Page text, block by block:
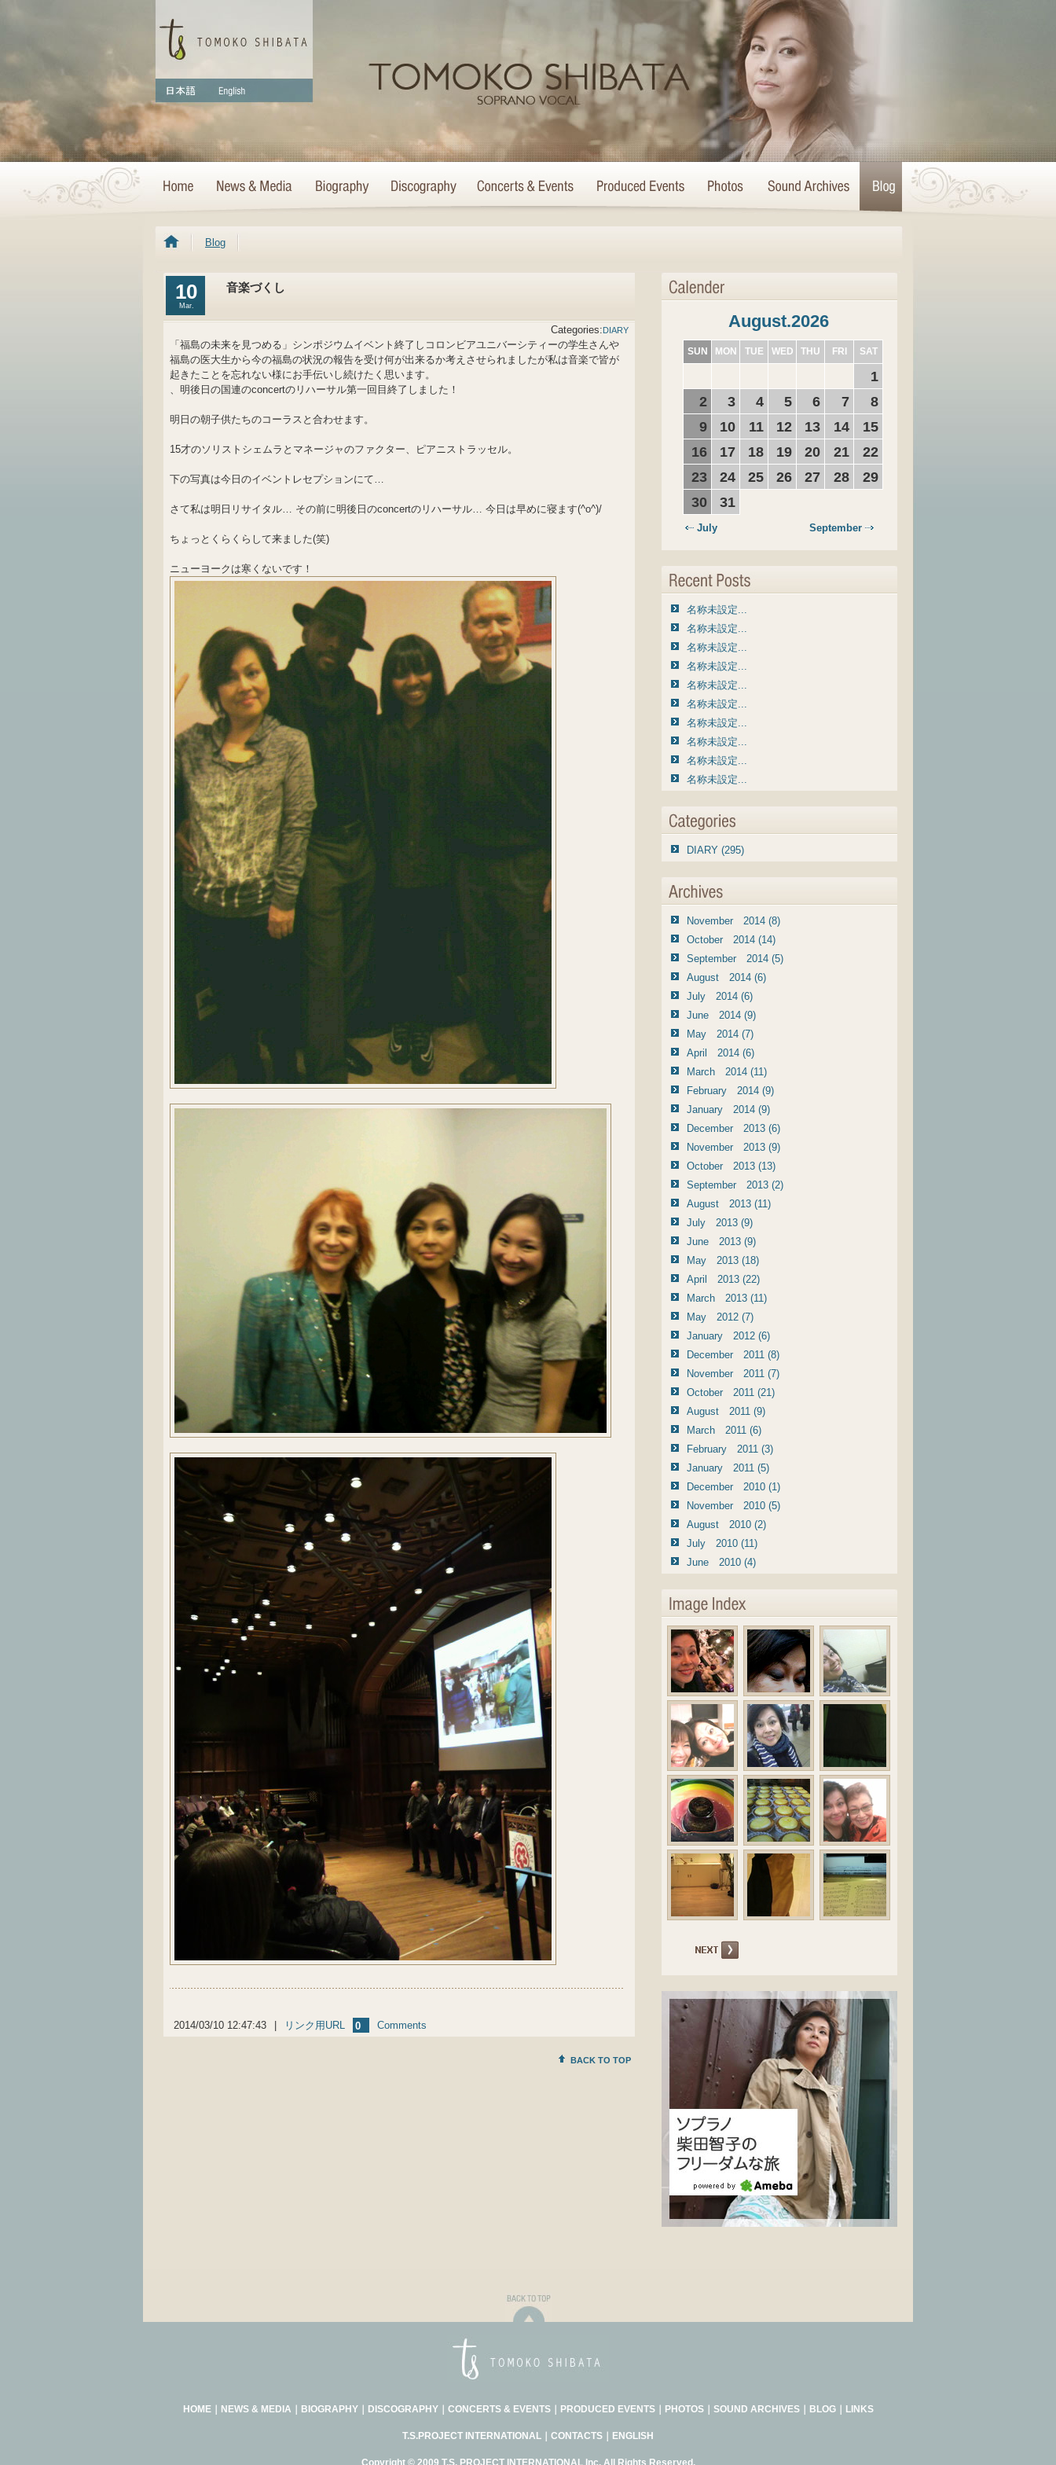
Blog
10
Mar.
音楽づくし
Categories:DIARY
「福島の未来を見つめる」シンポジウムイベント終了しコロンビアユニバーシティーの学生さんや
福島の医大生から今の福島の状況の報告を受け何が出来るか考えさせられましたが私は音楽で皆が
起きたことを忘れない様にお手伝いし続けたく思います。
、明後日の国連のconcertのリハーサル第一回目終了しました！
明日の朝子供たちのコーラスと合わせます。
15才のソリストシェムラとマネージャのファクター、ピアニストラッセル。
下の写真は今日のイベントレセプションにて…
さて私は明日リサイタル… その前に明後日のconcertのリハーサル… 今日は早めに寝ます(^o^)/
ちょっとくらくらして来ました(笑)
ニューヨークは寒くないです！
2014/03/10 12:47:43 リンク用URL 0 Comments
BACK TO TOP
August.2026
SUN MON TUE WED THU FRI SAT
1
2
3 4 5 6 7
8
9
10 11 12 13 14
15
16
17 18 19 20 21
22
23
24 25 26 27 28
29
30
31
July September
名称未設定...
名称未設定...
名称未設定...
名称未設定...
名称未設定...
名称未設定...
名称未設定...
名称未設定...
名称未設定...
名称未設定...
DIARY (295)
November 2014 (8)
October 2014 (14)
September 2014 (5)
August 2014 (6)
July 2014 (6)
June 2014 (9)
May 2014 (7)
April 2014 (6)
March 2014 (11)
February 2014 (9)
January 2014 (9)
December 2013 (6)
November 2013 (9)
October 2013 (13)
September 2013 (2)
August 2013 (11)
July 2013 (9)
June 2013 (9)
May 2013 (18)
April 2013 (22)
March 2013 (11)
May 2012 (7)
January 2012 (6)
December 2011 (8)
November 2011 (7)
October 2011 (21)
August 2011 (9)
March 2011 (6)
February 2011 (3)
January 2011 (5)
December 2010 (1)
November 2010 (5)
August 2010 (2)
July 2010 (11)
June 2010 (4)
HOME｜ NEWS & MEDIA BIOGRAPHY｜ DISCOGRAPHY｜ CONCERTS & EVENTS｜ PRODUCED EVENTS｜ PHOTOS｜ SOUND ARCHIVES｜ BLOG｜ LINKS
T.S.PROJECT INTERNATIONAL CONTACTS ENGLISH
Copyright © 2009 T.S. PROJECT INTERNATIONAL Inc. All Rights Reserved.